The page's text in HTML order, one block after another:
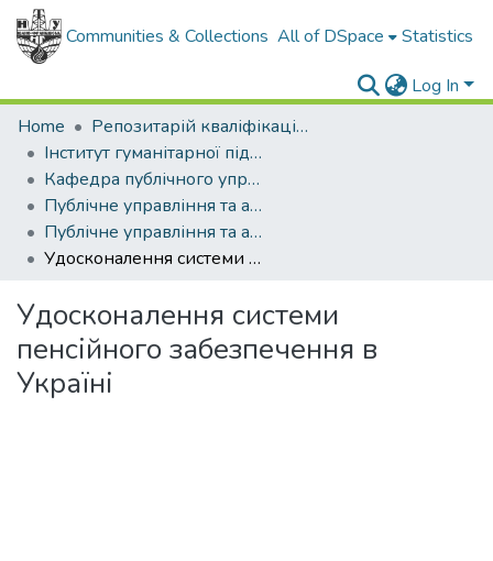
Communities & Collections All of DSpace Statistics
Log In
Home
Репозитарій кваліфікаційних робіт здобувачів вищої освіти
Інститут гуманітарної підготовки та державного управління
Кафедра публічного управління та адміністрування
Публічне управління та адміністрування (рівень магістр)
Публічне управління та адміністрування, магістр, 2021
Удосконалення системи пенсійного забезпечення в Україні
Удосконалення системи
пенсійного забезпечення в
Україні